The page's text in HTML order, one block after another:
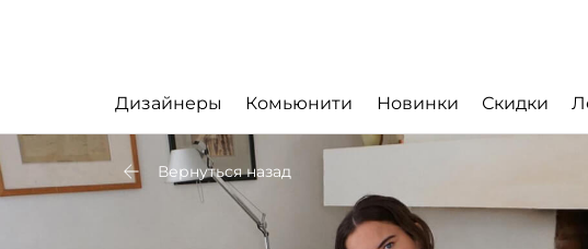
Дизайнеры Комьюнити Новинки Скидки
Вернуться назад